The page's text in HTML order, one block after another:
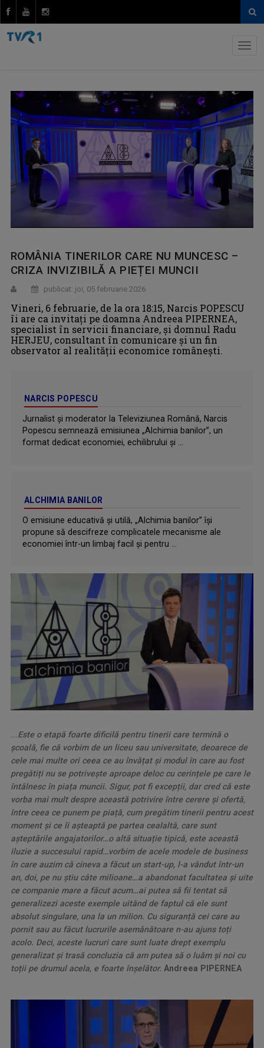
ROMÂNIA TINERILOR CARE NU MUNCESC –
CRIZA INVIZIBILĂ A PIEȚEI MUNCII
publicat: joi, 05 februarie 2026
Vineri, 6 februarie, de la ora 18:15, Narcis POPESCU
îi are ca invitați pe doamna Andreea PIPERNEA,
specialist în servicii financiare, și domnul Radu
HERJEU, consultant în comunicare şi un fin
observator al realităţii economice româneşti.
NARCIS POPESCU
Jurnalist și moderator la Televiziunea Română, Narcis
Popescu semnează emisiunea „Alchimia banilor”, un
format dedicat economiei, echilibrului și ...
ALCHIMIA BANILOR
O emisiune educativă și utilă, „Alchimia banilor” îşi
propune să descifreze complicatele mecanisme ale
economiei într-un limbaj facil şi pentru ...
...Este o etapă foarte dificilă pentru tinerii care termină o
școală, fie că vorbim de un liceu sau universitate, deoarece de
cele mai multe ori ceea ce au învățat și modul în care au fost
pregătiți nu se potrivește aproape deloc cu cerințele pe care le
întâlnesc în piața muncii. Sigur, pot fi excepții, dar cred că este
vorba mai mult despre această potrivire între cerere și ofertă,
între ceea ce punem pe piață, cum pregătim tinerii pentru acest
moment și ce îi așteaptă pe partea cealaltă, care sunt
așteptările angajatorilor…o altă situație tipică, este această
iluzie a succesului rapid…vorbim de acele modele de business
în care auzim că cineva a făcut un start-up, l-a vândut într-un
an, doi, pe nu știu câte milioane…a abandonat facultatea și uite
ce companie mare a făcut acum…ai putea să fii tentat să
generalizezi aceste exemple uitând de faptul că ele sunt
absolut singulare, una la un milion. Cu siguranță cei care au
pornit sau au făcut lucrurile asemănătoare n-au ajuns toți
acolo. Deci, aceste lucruri care sunt luate drept exemplu
generalizat și trasă concluzia că am putea să o luăm și noi cu
toții pe drumul acela, e foarte înșelător. Andreea PIPERNEA